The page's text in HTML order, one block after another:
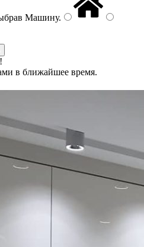
Машину.
в ближайшее время.